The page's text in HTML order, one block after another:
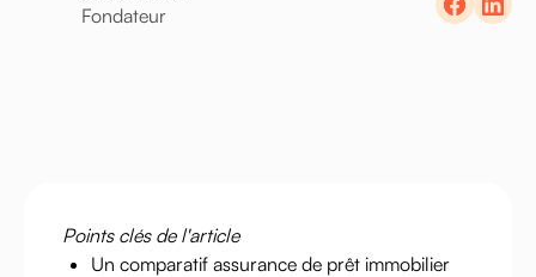
Fondateur
Points clés de l'article
Un comparatif assurance de prêt immobilier